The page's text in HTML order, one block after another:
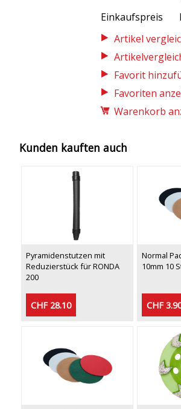
Einkaufspreis
Favoriten
Warenkorb
Kunden kauften auch
Pyramidenstutzen mit
Reduzierstück für RONDA
200
CHF 28.10
Normal
10mm 10
CHF